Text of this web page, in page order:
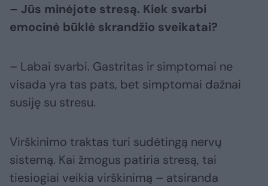
– Jūs minėjote stresą. Kiek svarbi
emocinė būklė skrandžio sveikatai?
– Labai svarbi. Gastritas ir simptomai ne
visada yra tas pats, bet simptomai dažnai
susiję su stresu.
Virškinimo traktas turi sudėtingą nervų
sistemą. Kai žmogus patiria stresą, tai
tiesiogiai veikia virškinimą – atsiranda